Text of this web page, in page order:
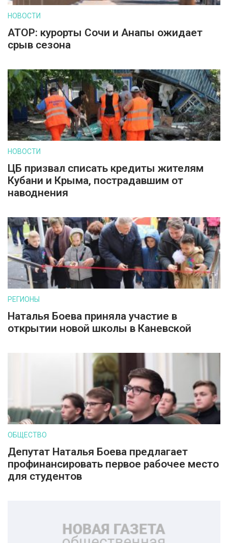
НОВОСТИ
АТОР: курорты Сочи и Анапы ожидает
срыв сезона
НОВОСТИ
ЦБ призвал списать кредиты жителям
Кубани и Крыма, пострадавшим от
наводнения
РЕГИОНЫ
Наталья Боева приняла участие в
открытии новой школы в Каневской
ОБЩЕСТВО
Депутат Наталья Боева предлагает
профинансировать первое рабочее место
для студентов